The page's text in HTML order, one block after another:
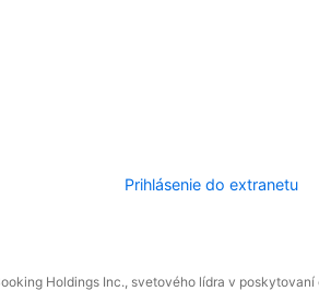
Prihlásenie do extranetu
Holdings Inc., svetového lídra v